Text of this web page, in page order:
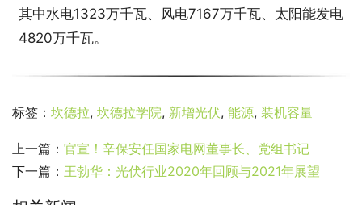
其中水电1323万千瓦、风电7167万千瓦、太阳能发电
4820万千瓦。
标签： 坎德拉, 坎德拉学院, 新增光伏, 能源, 装机容量
上一篇： 官宣！辛保安任国家电网董事长、党组书记
下一篇： 王勃华：光伏行业2020年回顾与2021年展望